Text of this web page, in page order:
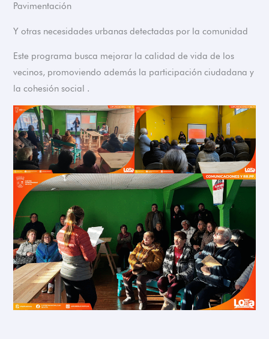
Pavimentación
Y otras necesidades urbanas detectadas por la comunidad
Este programa busca mejorar la calidad de vida de los
vecinos, promoviendo además la participación ciudadana y
la cohesión social .